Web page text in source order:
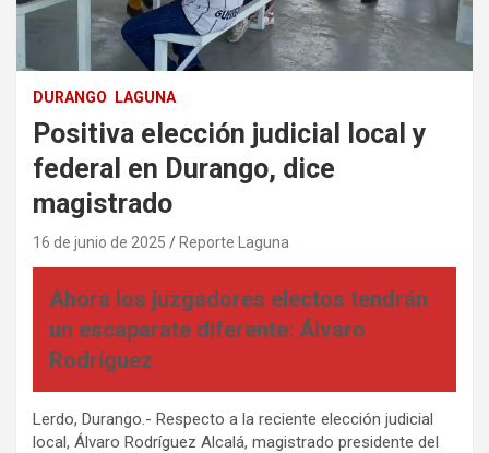
DURANGO LAGUNA
Positiva elección judicial local y
federal en Durango, dice
magistrado
16 de junio de 2025 Reporte Laguna
Ahora los juzgadores electos tendrán
un escaparate diferente: Álvaro
Rodríguez
Lerdo, Durango.- Respecto a la reciente elección judicial
local, Álvaro Rodríguez Alcalá, magistrado presidente del